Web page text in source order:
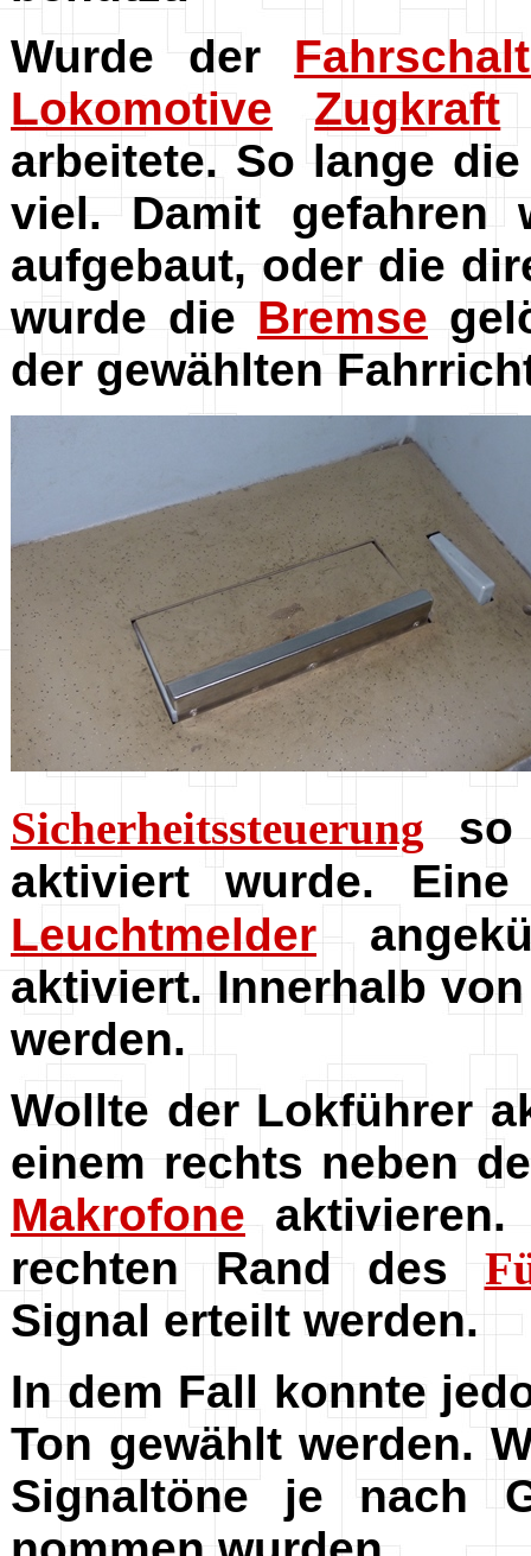
Wurde der
Lokomotive
Zugkraft
arbeitete. So lange
viel. Damit gefahren
aufgebaut, oder die
wurde die Bremse
der gewählten
Sicherheitssteuerung so
aktiviert wurde.
Leuchtmelder
aktiviert. Innerhalb
werden.
Wollte der Lokführer
einem rechts neben
Makrofone aktivieren.
rechten Rand des
Signal erteilt werden.
In dem Fall konnte
Ton gewählt werden.
Signaltöne je nach